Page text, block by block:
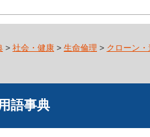
> 社会・健康 > 生命倫理 > クローン
語事典